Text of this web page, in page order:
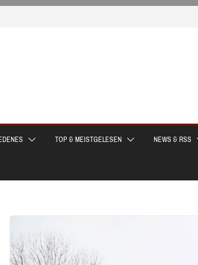
TOP & MEISTGELESEN NEWS & RSS